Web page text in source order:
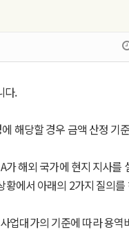
다.
해당할 경우 금액 산정 기준
해외 국가에 현지 지사를
에서 아래의 2가지 질의를
업대가의 기준에 따라 용역